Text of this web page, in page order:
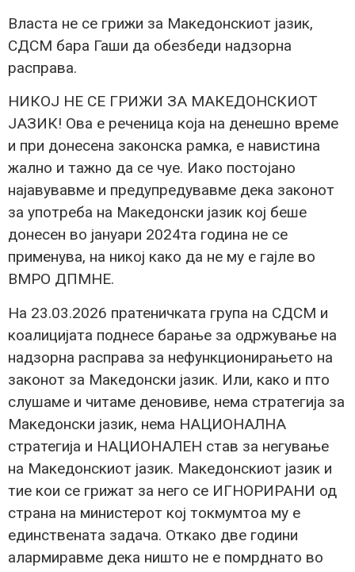
Власта не се грижи за Македонскиот јазик,
СДСМ бара Гаши да обезбеди надзорна
расправа.
НИКОЈ НЕ СЕ ГРИЖИ ЗА МАКЕДОНСКИОТ
ЈАЗИК! Ова е реченица која на денешно време
и при донесена законска рамка, е навистина
жално и тажно да се чуе. Иако постојано
најавувавме и предупредувавме дека законот
за употреба на Македонски јазик кој беше
донесен во јануари 2024та година не се
применува, на никој како да не му е гајле во
ВМРО ДПМНЕ.
На 23.03.2026 пратеничката група на СДСМ и
коалицијата поднесе барање за одржување на
надзорна расправа за нефункционирањето на
законот за Македонски јазик. Или, како и пто
слушаме и читаме деновиве, нема стратегија за
Македонски јазик, нема НАЦИОНАЛНА
стратегија и НАЦИОНАЛЕН став за негување
на Македонскиот јазик. Македонскиот јазик и
тие кои се грижат за него се ИГНОРИРАНИ од
страна на министерот кој токмумтоа му е
единствената задача. Откако две години
алармиравме дека ништо не е помрднато во